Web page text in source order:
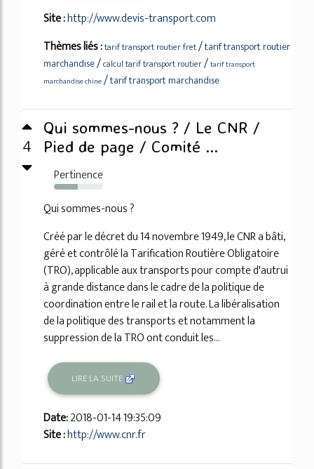
Site :http://www.devis-transport.com
Thèmes liés :tarif transport routier fret/tarif transport routier
marchandise/calcul tarif transport routier/tarif transport
marchandise chine/tarif transport marchandise
4
Qui sommes-nous ? / Le CNR /
Pied de page / Comité ...
Pertinence
48%
Qui sommes-nous ?
Créé par le décret du 14 novembre 1949, le CNR a bâti,
géré et contrôlé la Tarification Routière Obligatoire
(TRO), applicable aux transports pour compte d'autrui
à grande distance dans le cadre de la politique de
coordination entre le rail et la route. La libéralisation
de la politique des transports et notamment la
suppression de la TRO ont conduit les...
LIRE LA SUITE
Date:2018-01-14 19:35:09
Site :http://www.cnr.fr